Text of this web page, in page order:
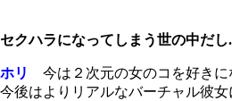
セクハラになってしまう世の中だし
ホリ
今は２次元の女のコを好きに
今後はよりリアルなバーチャル彼